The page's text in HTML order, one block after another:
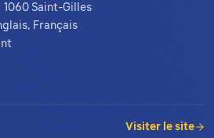
1060 Saint-Gilles
Français
Visiter le site